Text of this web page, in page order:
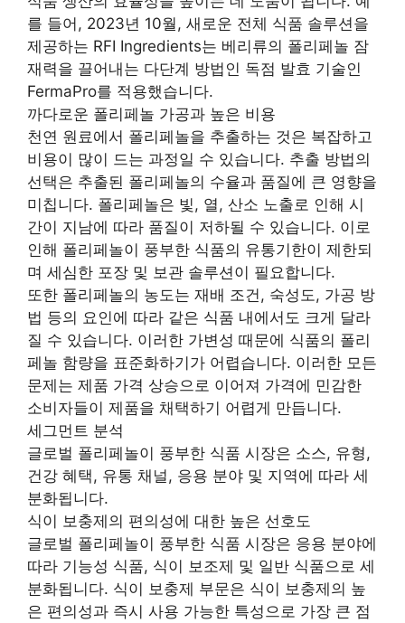
를 들어, 2023년 10월, 새로운 전체 식품 솔루션을
제공하는 RFI Ingredients는 베리류의 폴리페놀 잠
재력을 끌어내는 다단계 방법인 독점 발효 기술인
FermaPro를 적용했습니다.
까다로운 폴리페놀 가공과 높은 비용
천연 원료에서 폴리페놀을 추출하는 것은 복잡하고
비용이 많이 드는 과정일 수 있습니다. 추출 방법의
선택은 추출된 폴리페놀의 수율과 품질에 큰 영향을
미칩니다. 폴리페놀은 빛, 열, 산소 노출로 인해 시
간이 지남에 따라 품질이 저하될 수 있습니다. 이로
인해 폴리페놀이 풍부한 식품의 유통기한이 제한되
며 세심한 포장 및 보관 솔루션이 필요합니다.
또한 폴리페놀의 농도는 재배 조건, 숙성도, 가공 방
법 등의 요인에 따라 같은 식품 내에서도 크게 달라
질 수 있습니다. 이러한 가변성 때문에 식품의 폴리
페놀 함량을 표준화하기가 어렵습니다. 이러한 모든
문제는 제품 가격 상승으로 이어져 가격에 민감한
소비자들이 제품을 채택하기 어렵게 만듭니다.
세그먼트 분석
글로벌 폴리페놀이 풍부한 식품 시장은 소스, 유형,
건강 혜택, 유통 채널, 응용 분야 및 지역에 따라 세
분화됩니다.
식이 보충제의 편의성에 대한 높은 선호도
글로벌 폴리페놀이 풍부한 식품 시장은 응용 분야에
따라 기능성 식품, 식이 보조제 및 일반 식품으로 세
분화됩니다. 식이 보충제 부문은 식이 보충제의 높
은 편의성과 즉시 사용 가능한 특성으로 가장 큰 점